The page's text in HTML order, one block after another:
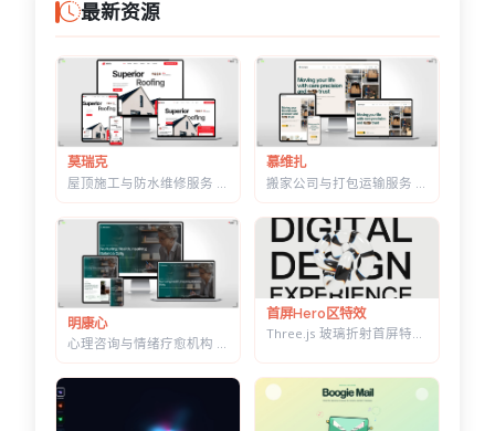
最新资源
莫瑞克
慕维扎
明康心
心理咨询与情绪疗愈机构 HTML 建站模板 | 个体咨询/家庭治疗/正念课程网站专用
首屏Hero区特效